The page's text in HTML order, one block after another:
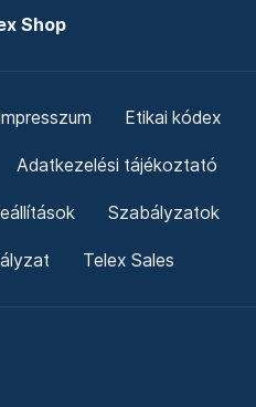
Shop
Etikai kódex
Adatkezelési tájékoztató
Szabályzatok
Telex Sales